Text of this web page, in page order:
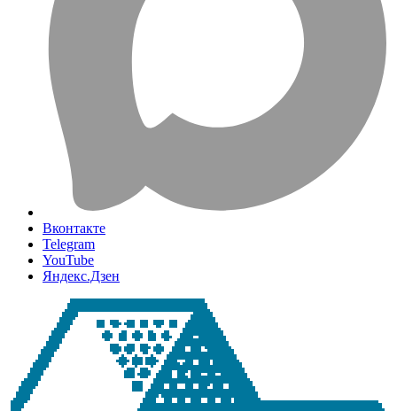
Вконтакте
Telegram
YouTube
Яндекс.Дзен